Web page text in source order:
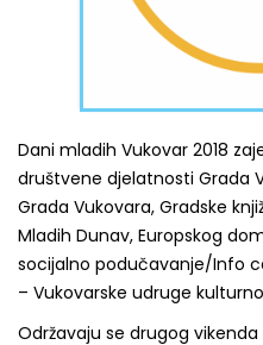
Dani mladih Vukovar 2018
društvene djelatnosti Grada
Grada Vukovara, Gradske
Mladih Dunav, Europskog
socijalno podučavanje/Info
– Vukovarske udruge
Održavaju se drugog